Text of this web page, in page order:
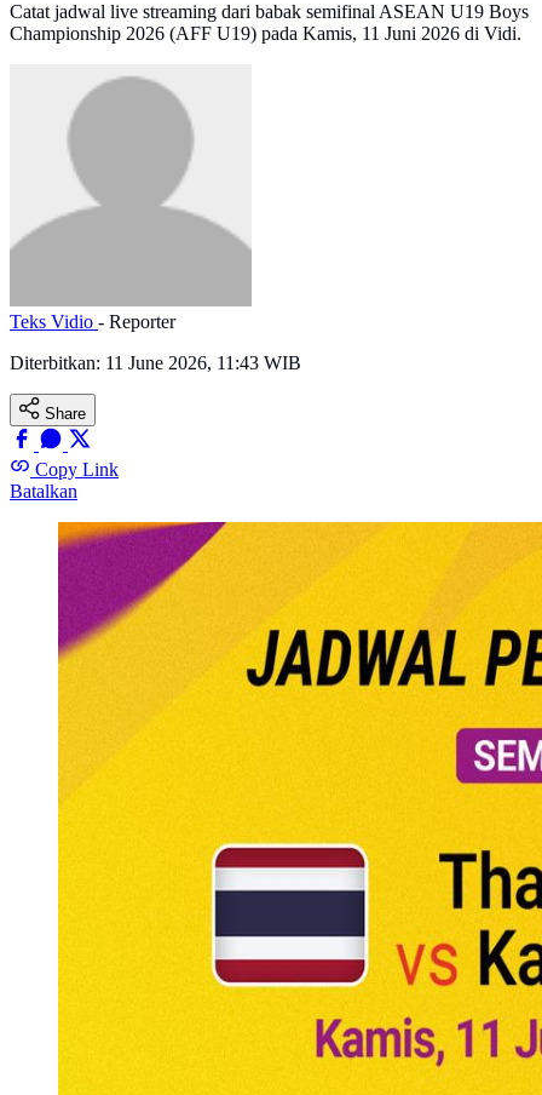
Catat jadwal live streaming dari babak semifinal ASEAN U19 Boys
Championship 2026 (AFF U19) pada Kamis, 11 Juni 2026 di Vidi.
Teks Vidio - Reporter
Diterbitkan: 11 June 2026, 11:43 WIB
Share
Copy Link
Batalkan